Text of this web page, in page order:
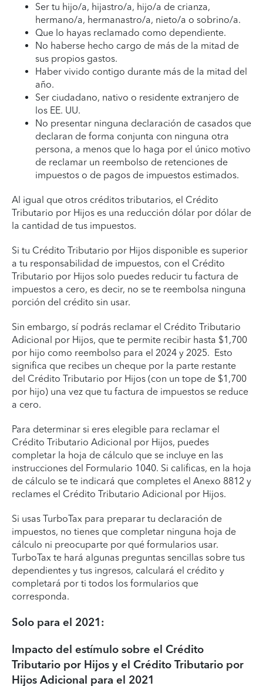
Ser tu hijo/a, hijastro/a, hijo/a de crianza,
hermano/a, hermanastro/a, nieto/a o sobrino/a.
Que lo hayas reclamado como dependiente.
No haberse hecho cargo de más de la mitad de
sus propios gastos.
Haber vivido contigo durante más de la mitad del
año.
Ser ciudadano, nativo o residente extranjero de
los EE. UU.
No presentar ninguna declaración de casados que
declaran de forma conjunta con ninguna otra
persona, a menos que lo haga por el único motivo
de reclamar un reembolso de retenciones de
impuestos o de pagos de impuestos estimados.
Al igual que otros créditos tributarios, el Crédito
Tributario por Hijos es una reducción dólar por dólar de
la cantidad de tus impuestos.
Si tu Crédito Tributario por Hijos disponible es superior
a tu responsabilidad de impuestos, con el Crédito
Tributario por Hijos solo puedes reducir tu factura de
impuestos a cero, es decir, no se te reembolsa ninguna
porción del crédito sin usar.
Sin embargo, sí podrás reclamar el Crédito Tributario
Adicional por Hijos, que te permite recibir hasta $1,700
por hijo como reembolso para el 2024 y 2025. Esto
significa que recibes un cheque por la parte restante
del Crédito Tributario por Hijos (con un tope de $1,700
por hijo) una vez que tu factura de impuestos se reduce
a cero.
Para determinar si eres elegible para reclamar el
Crédito Tributario Adicional por Hijos, puedes
completar la hoja de cálculo que se incluye en las
instrucciones del Formulario 1040. Si calificas, en la hoja
de cálculo se te indicará que completes el Anexo 8812 y
reclames el Crédito Tributario Adicional por Hijos.
Si usas TurboTax para preparar tu declaración de
impuestos, no tienes que completar ninguna hoja de
cálculo ni preocuparte por qué formularios usar.
TurboTax te hará algunas preguntas sencillas sobre tus
dependientes y tus ingresos, calculará el crédito y
completará por ti todos los formularios que
corresponda.
Solo para el 2021:
Impacto del estímulo sobre el Crédito
Tributario por Hijos y el Crédito Tributario por
Hijos Adicional para el 2021